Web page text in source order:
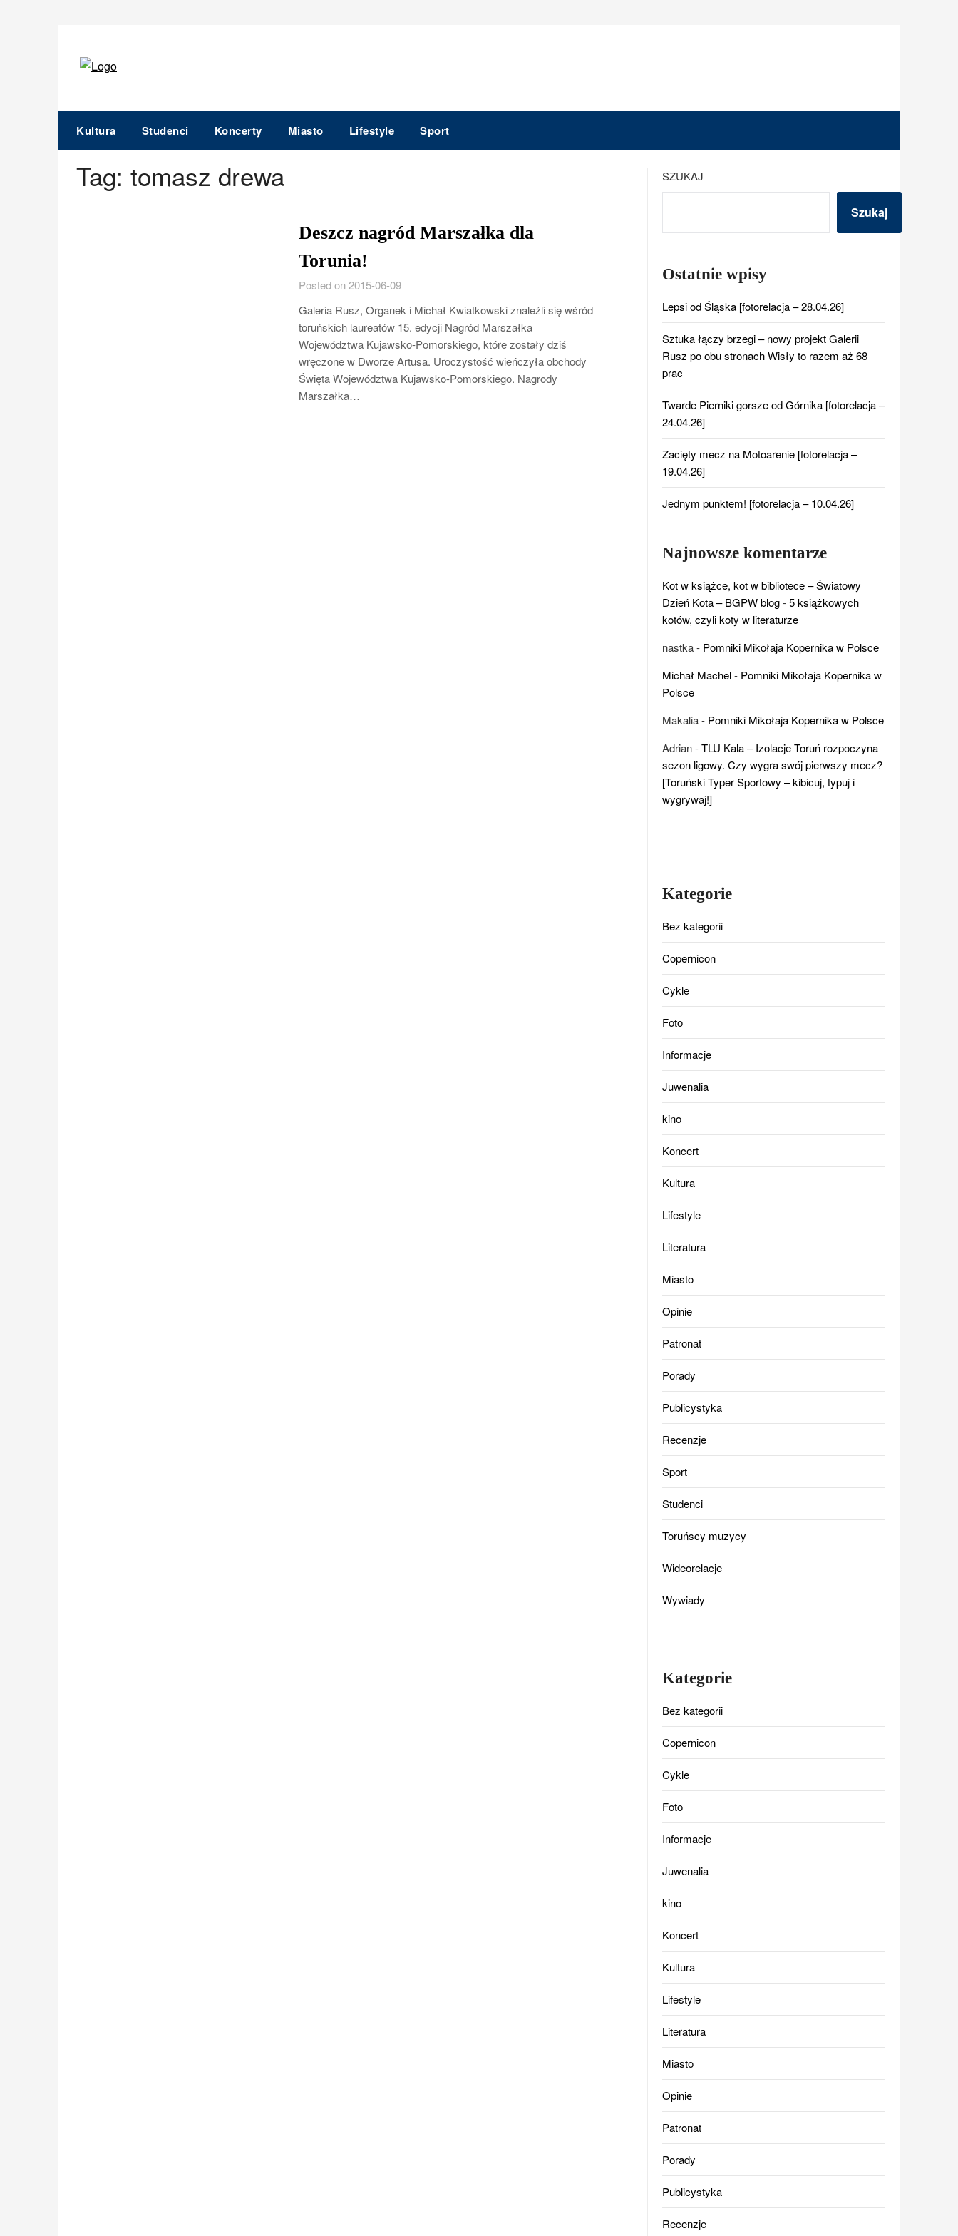
Kultura Studenci Koncerty Miasto Lifestyle Sport
Tag: tomasz drewa
Deszcz nagród Marszałka dla
Torunia!
Posted on 2015-06-09
Galeria Rusz, Organek i Michał Kwiatkowski znaleźli się wśród
toruńskich laureatów 15. edycji Nagród Marszałka
Województwa Kujawsko-Pomorskiego, które zostały dziś
wręczone w Dworze Artusa. Uroczystość wieńczyła obchody
Święta Województwa Kujawsko-Pomorskiego. Nagrody
Marszałka…
SZUKAJ
Szukaj
Ostatnie wpisy
Lepsi od Śląska [fotorelacja – 28.04.26]
Sztuka łączy brzegi – nowy projekt Galerii
Rusz po obu stronach Wisły to razem aż 68
prac
Twarde Pierniki gorsze od Górnika [fotorelacja –
24.04.26]
Zacięty mecz na Motoarenie [fotorelacja –
19.04.26]
Jednym punktem! [fotorelacja – 10.04.26]
Najnowsze komentarze
Kot w książce, kot w bibliotece – Światowy
Dzień Kota – BGPW blog-5 książkowych
kotów, czyli koty w literaturze
nastka- Pomniki Mikołaja Kopernika w Polsce
Michał Machel- Pomniki Mikołaja Kopernika w
Polsce
Makalia- Pomniki Mikołaja Kopernika w Polsce
Adrian-TLU Kala – Izolacje Toruń rozpoczyna
sezon ligowy. Czy wygra swój pierwszy mecz?
[Toruński Typer Sportowy – kibicuj, typuj i
wygrywaj!]
Kategorie
Bez kategorii
Copernicon
Cykle
Foto
Informacje
Juwenalia
kino
Koncert
Kultura
Lifestyle
Literatura
Miasto
Opinie
Patronat
Porady
Publicystyka
Recenzje
Sport
Studenci
Toruńscy muzycy
Wideorelacje
Wywiady
Kategorie
Bez kategorii
Copernicon
Cykle
Foto
Informacje
Juwenalia
kino
Koncert
Kultura
Lifestyle
Literatura
Miasto
Opinie
Patronat
Porady
Publicystyka
Recenzje